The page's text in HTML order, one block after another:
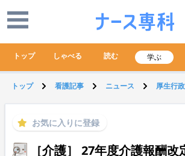
トップ しゃべる 読む 学ぶ
トップ 看護記事 ニュース 厚生行
お気に入りに登録
［介護］ 27年度介護報酬